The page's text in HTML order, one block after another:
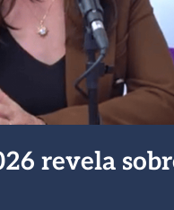
revela